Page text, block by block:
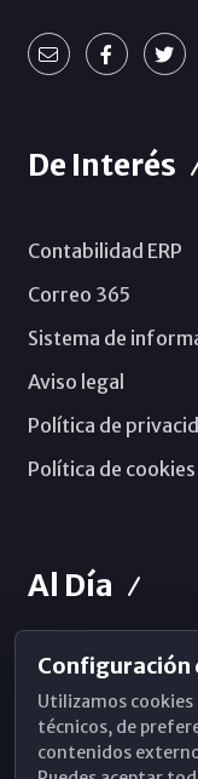
De Interés
Contabilidad ERP
Correo 365
Sistema de
Aviso legal
Política de
Política de cookies
Al Día
Horarios de Misa
Hemeroteca
WhatsApp
Configuración
Utilizamos cookies
técnicos, de
contenidos